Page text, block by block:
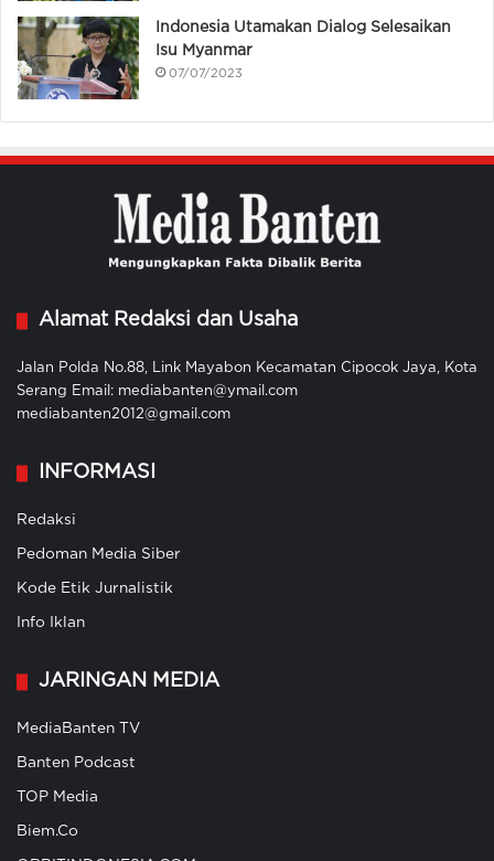
Indonesia Utamakan Dialog Selesaikan
Isu Myanmar
07/07/2023
Alamat Redaksi dan Usaha
Jalan Polda No.88, Link Mayabon Kecamatan Cipocok Jaya, Kota
Serang Email: mediabanten@ymail.com
mediabanten2012@gmail.com
INFORMASI
Redaksi
Pedoman Media Siber
Kode Etik Jurnalistik
Info Iklan
JARINGAN MEDIA
MediaBanten TV
Banten Podcast
TOP Media
Biem.Co